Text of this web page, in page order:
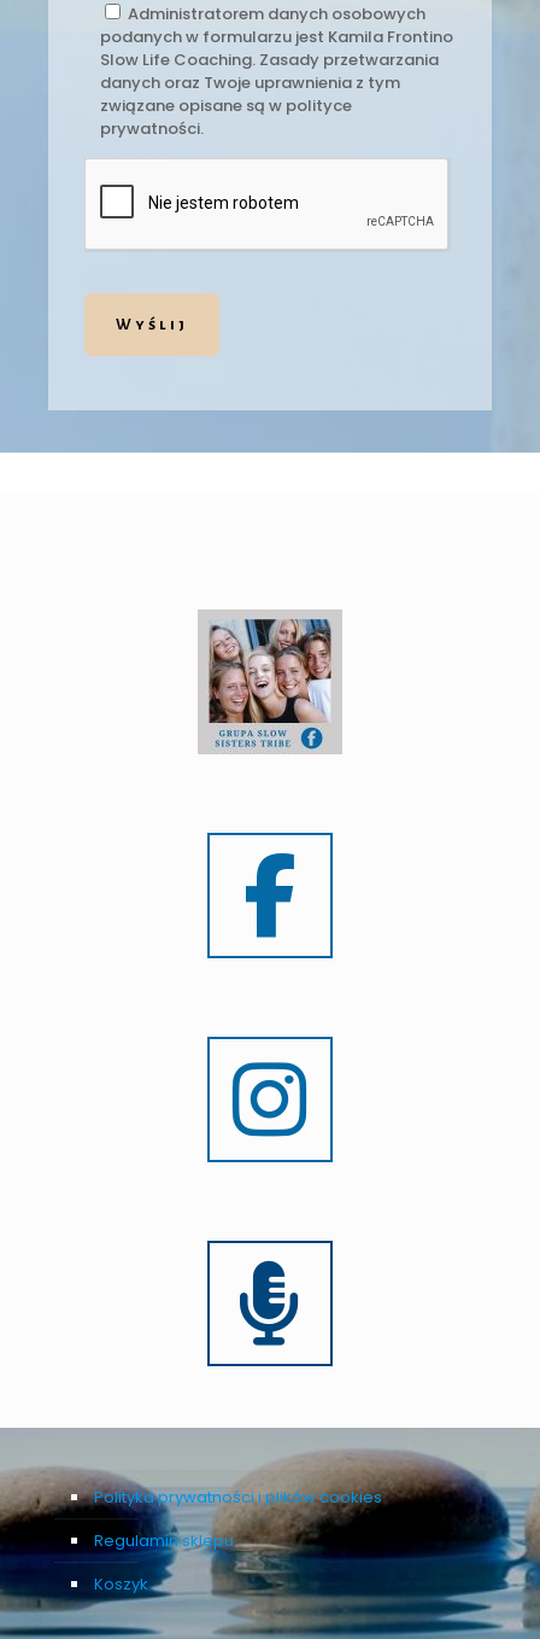
Administratorem danych osobowych
podanych w formularzu jest Kamila Frontino
Slow Life Coaching. Zasady przetwarzania
danych oraz Twoje uprawnienia z tym
związane opisane są w polityce
prywatności.
Polityka prywatności i plików cookies
Regulamin sklepu
Koszyk